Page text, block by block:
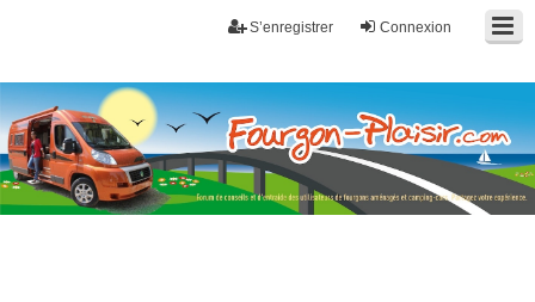
Connexion
S’enregistrer
Fourgon-plaisir.com
Forum de conseils et d'entraide des utilisateurs de fourgons, fourgons
aménagés, vans et de camping-car. Partagez votre expérience.